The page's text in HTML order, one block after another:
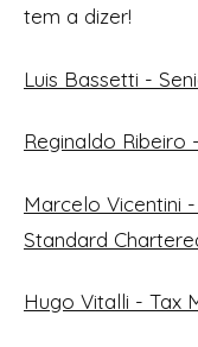
tem a dizer!
Luis Bassetti -
Reginaldo
Marcelo Vicentini
Standard
Hugo Vitalli - Tax